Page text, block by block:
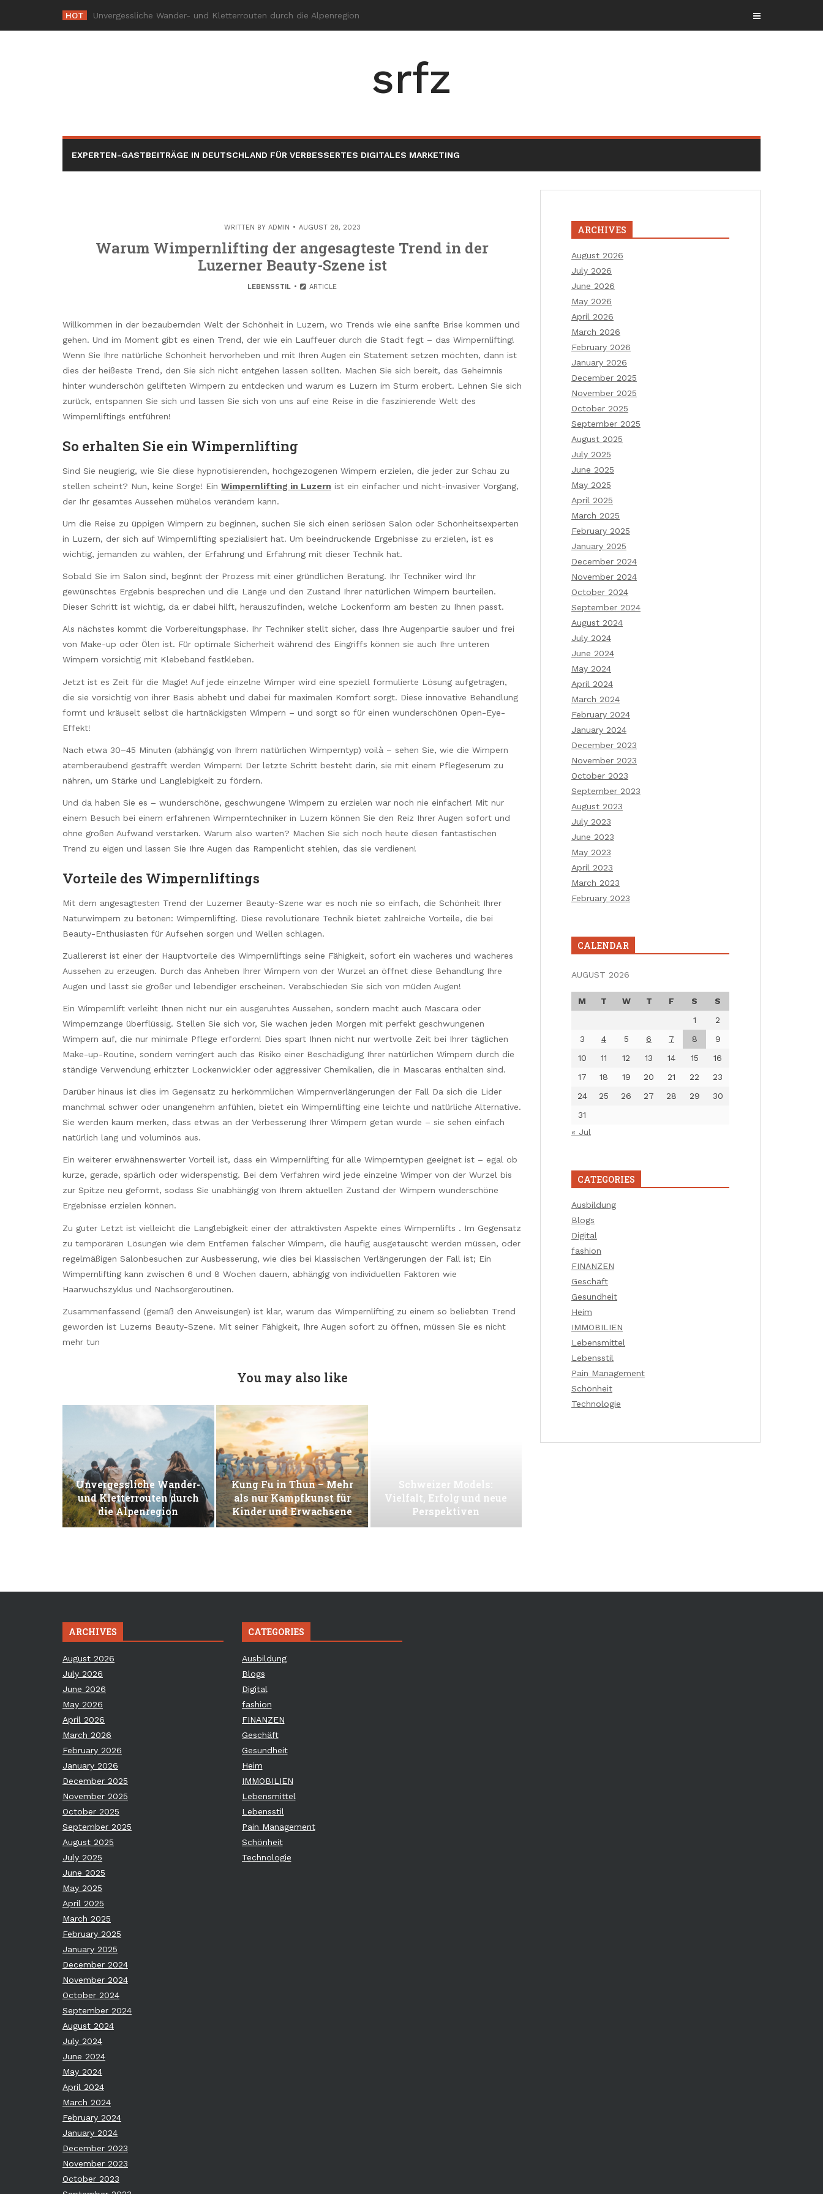
content
HOT Die-
srfz
EXPERTEN-GASTBEITRÄGE IN DEUTSCHLAND FÜR VERBESSERTES DIGITALES MARKETING
WRITTEN BY ADMIN AUGUST 28, 2023
Warum Wimpernlifting der angesagteste Trend in der
Luzerner Beauty-Szene ist
LEBENSSTIL ARTICLE
Willkommen in der bezaubernden Welt der Schönheit in Luzern, wo Trends wie eine sanfte Brise kommen und
gehen. Und im Moment gibt es einen Trend, der wie ein Lauffeuer durch die Stadt fegt – das Wimpernlifting!
Wenn Sie Ihre natürliche Schönheit hervorheben und mit Ihren Augen ein Statement setzen möchten, dann ist
dies der heißeste Trend, den Sie sich nicht entgehen lassen sollten. Machen Sie sich bereit, das Geheimnis
hinter wunderschön gelifteten Wimpern zu entdecken und warum es Luzern im Sturm erobert. Lehnen Sie sich
zurück, entspannen Sie sich und lassen Sie sich von uns auf eine Reise in die faszinierende Welt des
Wimpernliftings entführen!
So erhalten Sie ein Wimpernlifting
Sind Sie neugierig, wie Sie diese hypnotisierenden, hochgezogenen Wimpern erzielen, die jeder zur Schau zu
stellen scheint? Nun, keine Sorge! Ein Wimpernlifting in Luzern ist ein einfacher und nicht-invasiver Vorgang,
der Ihr gesamtes Aussehen mühelos verändern kann.
Um die Reise zu üppigen Wimpern zu beginnen, suchen Sie sich einen seriösen Salon oder Schönheitsexperten
in Luzern, der sich auf Wimpernlifting spezialisiert hat. Um beeindruckende Ergebnisse zu erzielen, ist es
wichtig, jemanden zu wählen, der Erfahrung und Erfahrung mit dieser Technik hat.
Sobald Sie im Salon sind, beginnt der Prozess mit einer gründlichen Beratung. Ihr Techniker wird Ihr
gewünschtes Ergebnis besprechen und die Länge und den Zustand Ihrer natürlichen Wimpern beurteilen.
Dieser Schritt ist wichtig, da er dabei hilft, herauszufinden, welche Lockenform am besten zu Ihnen passt.
Als nächstes kommt die Vorbereitungsphase. Ihr Techniker stellt sicher, dass Ihre Augenpartie sauber und frei
von Make-up oder Ölen ist. Für optimale Sicherheit während des Eingriffs können sie auch Ihre unteren
Wimpern vorsichtig mit Klebeband festkleben.
Jetzt ist es Zeit für die Magie! Auf jede einzelne Wimper wird eine speziell formulierte Lösung aufgetragen,
die sie vorsichtig von ihrer Basis abhebt und dabei für maximalen Komfort sorgt. Diese innovative Behandlung
formt und kräuselt selbst die hartnäckigsten Wimpern – und sorgt so für einen wunderschönen Open-Eye-
Effekt!
Nach etwa 30–45 Minuten (abhängig von Ihrem natürlichen Wimperntyp) voilà – sehen Sie, wie die Wimpern
atemberaubend gestrafft werden Wimpern! Der letzte Schritt besteht darin, sie mit einem Pflegeserum zu
nähren, um Stärke und Langlebigkeit zu fördern.
Und da haben Sie es – wunderschöne, geschwungene Wimpern zu erzielen war noch nie einfacher! Mit nur
einem Besuch bei einem erfahrenen Wimperntechniker in Luzern können Sie den Reiz Ihrer Augen sofort und
ohne großen Aufwand verstärken. Warum also warten? Machen Sie sich noch heute diesen fantastischen
Trend zu eigen und lassen Sie Ihre Augen das Rampenlicht stehlen, das sie verdienen!
Vorteile des Wimpernliftings
Mit dem angesagtesten Trend der Luzerner Beauty-Szene war es noch nie so einfach, die Schönheit Ihrer
Naturwimpern zu betonen: Wimpernlifting. Diese revolutionäre Technik bietet zahlreiche Vorteile, die bei
Beauty-Enthusiasten für Aufsehen sorgen und Wellen schlagen.
Zuallererst ist einer der Hauptvorteile des Wimpernliftings seine Fähigkeit, sofort ein wacheres und wacheres
Aussehen zu erzeugen. Durch das Anheben Ihrer Wimpern von der Wurzel an öffnet diese Behandlung Ihre
Augen und lässt sie größer und lebendiger erscheinen. Verabschieden Sie sich von müden Augen!
Ein Wimpernlift verleiht Ihnen nicht nur ein ausgeruhtes Aussehen, sondern macht auch Mascara oder
Wimpernzange überflüssig. Stellen Sie sich vor, Sie wachen jeden Morgen mit perfekt geschwungenen
Wimpern auf, die nur minimale Pflege erfordern! Dies spart Ihnen nicht nur wertvolle Zeit bei Ihrer täglichen
Make-up-Routine, sondern verringert auch das Risiko einer Beschädigung Ihrer natürlichen Wimpern durch die
ständige Verwendung erhitzter Lockenwickler oder aggressiver Chemikalien, die in Mascaras enthalten sind.
Darüber hinaus ist dies im Gegensatz zu herkömmlichen Wimpernverlängerungen der Fall Da sich die Lider
manchmal schwer oder unangenehm anfühlen, bietet ein Wimpernlifting eine leichte und natürliche Alternative.
Sie werden kaum merken, dass etwas an der Verbesserung Ihrer Wimpern getan wurde – sie sehen einfach
natürlich lang und voluminös aus.
Ein weiterer erwähnenswerter Vorteil ist, dass ein Wimpernlifting für alle Wimperntypen geeignet ist – egal ob
kurze, gerade, spärlich oder widerspenstig. Bei dem Verfahren wird jede einzelne Wimper von der Wurzel bis
zur Spitze neu geformt, sodass Sie unabhängig von Ihrem aktuellen Zustand der Wimpern wunderschöne
Ergebnisse erzielen können.
Zu guter Letzt ist vielleicht die Langlebigkeit einer der attraktivsten Aspekte eines Wimpernlifts . Im Gegensatz
zu temporären Lösungen wie dem Entfernen falscher Wimpern, die häufig ausgetauscht werden müssen, oder
regelmäßigen Salonbesuchen zur Ausbesserung, wie dies bei klassischen Verlängerungen der Fall ist; Ein
Wimpernlifting kann zwischen 6 und 8 Wochen dauern, abhängig von individuellen Faktoren wie
Haarwuchszyklus und Nachsorgeroutinen.
Zusammenfassend (gemäß den Anweisungen) ist klar, warum das Wimpernlifting zu einem so beliebten Trend
geworden ist Luzerns Beauty-Szene. Mit seiner Fähigkeit, Ihre Augen sofort zu öffnen, müssen Sie es nicht
mehr tun
You may also like
Unvergessliche Wander-
und Kletterrouten durch
die Alpenregion
Kung Fu in Thun – Mehr
als nur Kampfkunst für
Kinder und Erwachsene
Schweizer Models:
Vielfalt, Erfolg und neue
Perspektiven
ARCHIVES
August 2026
July 2026
June 2026
May 2026
April 2026
March 2026
February 2026
January 2026
December 2025
November 2025
October 2025
September 2025
August 2025
July 2025
June 2025
May 2025
April 2025
March 2025
February 2025
January 2025
December 2024
November 2024
October 2024
September 2024
August 2024
July 2024
June 2024
May 2024
April 2024
March 2024
February 2024
January 2024
December 2023
November 2023
October 2023
September 2023
August 2023
July 2023
June 2023
May 2023
April 2023
March 2023
February 2023
CALENDAR
AUGUST 2026
M T W T F S
S
1
2
3
4 5 6 7 8
9
10
11 12 13 14 15
16
17
18 19 20 21 22
23
24
25 26 27 28 29
30
31
« Jul
CATEGORIES
Ausbildung
Blogs
Digital
fashion
FINANZEN
Geschäft
Gesundheit
Heim
IMMOBILIEN
Lebensmittel
Lebensstil
Pain Management
Schönheit
Technologie
ARCHIVES
August 2026
July 2026
June 2026
May 2026
April 2026
March 2026
February 2026
January 2026
December 2025
November 2025
October 2025
September 2025
August 2025
July 2025
June 2025
May 2025
April 2025
March 2025
February 2025
January 2025
December 2024
November 2024
October 2024
September 2024
August 2024
July 2024
June 2024
May 2024
April 2024
March 2024
February 2024
January 2024
December 2023
November 2023
October 2023
CATEGORIES
Ausbildung
Blogs
Digital
fashion
FINANZEN
Geschäft
Gesundheit
Heim
IMMOBILIEN
Lebensmittel
Lebensstil
Pain Management
Schönheit
Technologie